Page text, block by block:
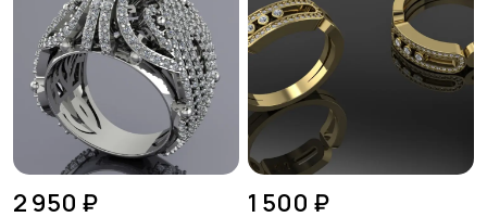
2 950 ₽ 1 500 ₽